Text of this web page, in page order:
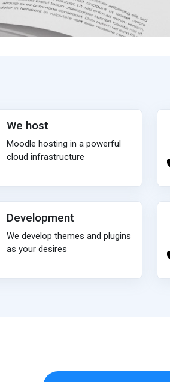
We host
Moodle hosting in a powerful
cloud infrastructure
Development
We develop themes and plugins
as your desires